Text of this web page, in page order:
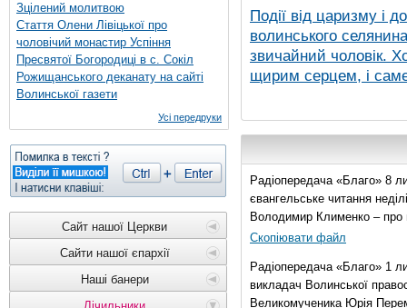
Зцілений молитвою
Стаття Олени Лівіцької про
чоловічий монастир Успіння
Пресвятої Богородиці в с. Сокіл
Рожищанського деканату на сайті
Волинської газети
Усі передруки
Сайт нашої Церкви
Сайти нашої єпархії
Наші банери
Події від царизму і
волинського
звичайний чоловік.
щирим серцем, і
Радіопередача «Благо» 8
євангельське читання
Володимир Клименко – про
Скопіювати файл
Радіопередача «Благо» 1
викладач Волинської
Великомученика Юрія